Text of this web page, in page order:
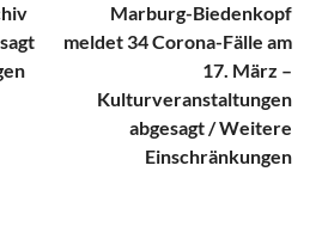
Marburg-Biedenkopf
meldet 34 Corona-Fälle am
17. März –
Kulturveranstaltungen
abgesagt / Weitere
Einschränkungen